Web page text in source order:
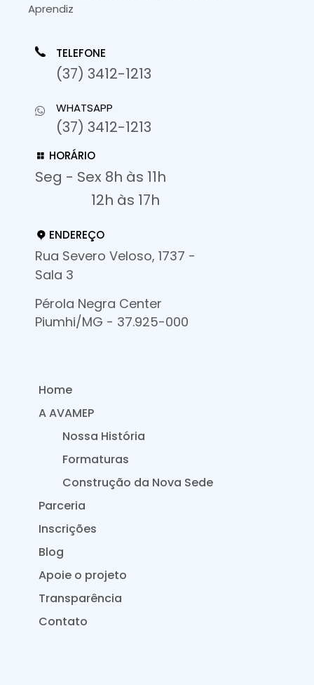
Aprendiz
TELEFONE
(37) 3412-1213
WHATSAPP
(37) 3412-1213
HORÁRIO
Seg - Sex 8h às 11h
12h às 17h
ENDEREÇO
Rua Severo Veloso, 1737 -
Sala 3
Pérola Negra Center
Piumhi/MG - 37.925-000
Home
A AVAMEP
Nossa História
Formaturas
Construção da Nova Sede
Parceria
Inscrições
Blog
Apoie o projeto
Transparência
Contato